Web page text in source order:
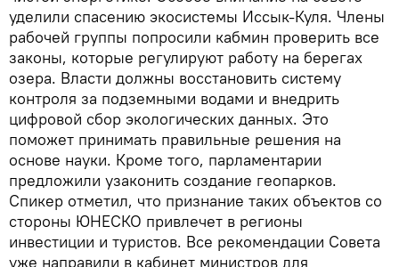
уделили спасению экосистемы Иссык-Куля. Члены
рабочей группы попросили кабмин проверить все
законы, которые регулируют работу на берегах
озера. Власти должны восстановить систему
контроля за подземными водами и внедрить
цифровой сбор экологических данных. Это
поможет принимать правильные решения на
основе науки. Кроме того, парламентарии
предложили узаконить создание геопарков.
Спикер отметил, что признание таких объектов со
стороны ЮНЕСКО привлечет в регионы
инвестиции и туристов. Все рекомендации Совета
уже направили в кабинет министров для